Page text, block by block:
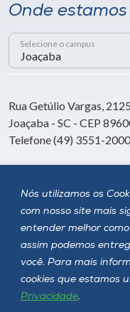
Nós utilizamos os
com nosso site mais
entender melhor
assim podemos
você. Para mais
cookies que estamos
Privacidade.
Onde estamos
Selecione o campus
Rua Getúlio Vargas,
Joaçaba - SC - CEP
Telefone (49) 3551-2000
Siga a Unoesc